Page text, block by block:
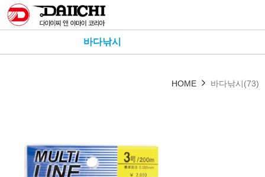
바다낚시
HOME 바다낚시(73)